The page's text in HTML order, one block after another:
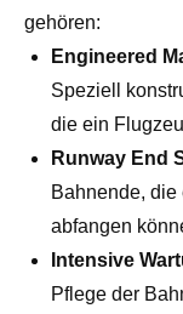
gehören:
Engineered
Speziell
die ein
Runway End
Bahnende,
abfangen
Intensive
Pflege der